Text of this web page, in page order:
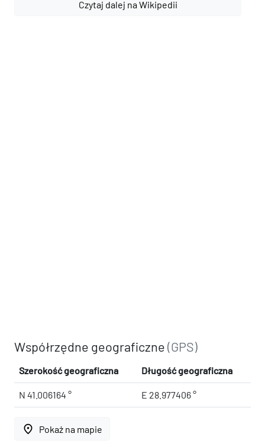
Czytaj dalej na Wikipedii
Współrzędne geograficzne(GPS)
Szerokość geograficzna Długość geograficzna
N 41.006164 ° E 28.977406 °
place Pokaż na mapie